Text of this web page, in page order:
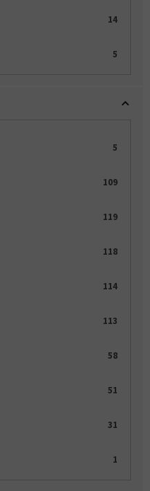
14
5
5
109
119
118
114
113
58
51
31
1